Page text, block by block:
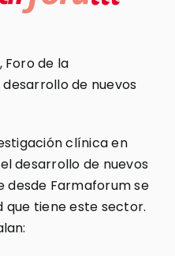
Foro de la
de nuevos
clínica en
desarrollo de nuevos
desde Farmaforum se
que tiene este sector.